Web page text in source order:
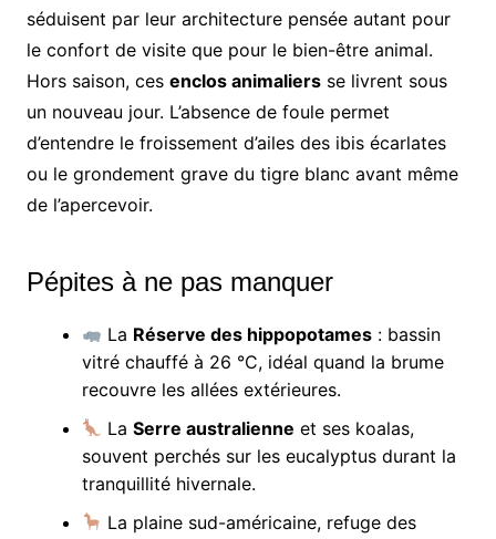
séduisent par leur architecture pensée autant pour
le confort de visite que pour le bien-être animal.
Hors saison, ces enclos animaliersse livrent sous
un nouveau jour. L’absence de foule permet
d’entendre le froissement d’ailes des ibis écarlates
ou le grondement grave du tigre blanc avant même
de l’apercevoir.
Pépites à ne pas manquer
La Réserve des hippopotames : bassin
vitré chauffé à 26 °C, idéal quand la brume
recouvre les allées extérieures.
LaSerre australienne et ses koalas,
souvent perchés sur les eucalyptus durant la
tranquillité hivernale.
La plaine sud-américaine, refuge des